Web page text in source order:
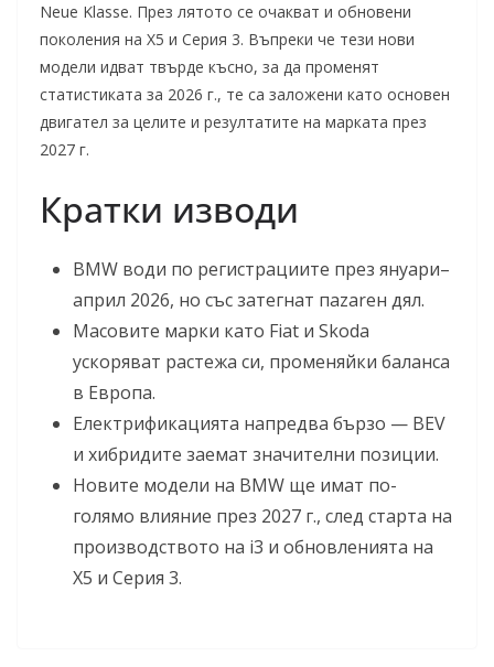
Neue Klasse. През лятото се очакват и обновени
поколения на X5 и Серия 3. Въпреки че тези нови
модели идват твърде късно, за да променят
статистиката за 2026 г., те са заложени като основен
двигател за целите и резултатите на марката през
2027 г.
Кратки изводи
BMW води по регистрациите през януари–
април 2026, но със затегнат пazarен дял.
Масовите марки като Fiat и Skoda
ускоряват растежа си, променяйки баланса
в Европа.
Електрификацията напредва бързо — BEV
и хибридите заемат значителни позиции.
Новите модели на BMW ще имат по-
голямо влияние през 2027 г., след старта на
производството на i3 и обновленията на
X5 и Серия 3.